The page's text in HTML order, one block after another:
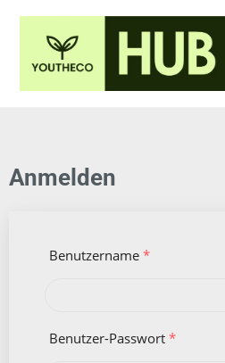
Anmelden
Benutzername *
Benutzer-Passwort *